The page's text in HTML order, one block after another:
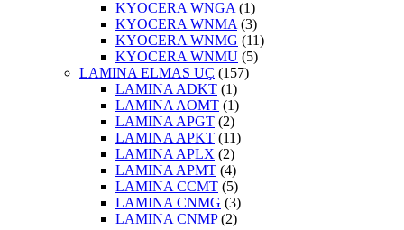
KYOCERA WNGA (1)
KYOCERA WNMA (3)
KYOCERA WNMG (11)
KYOCERA WNMU (5)
LAMINA ELMAS UÇ (157)
LAMINA ADKT (1)
LAMINA AOMT (1)
LAMINA APGT (2)
LAMINA APKT (11)
LAMINA APLX (2)
LAMINA APMT (4)
LAMINA CCMT (5)
LAMINA CNMG (3)
LAMINA CNMP(2)